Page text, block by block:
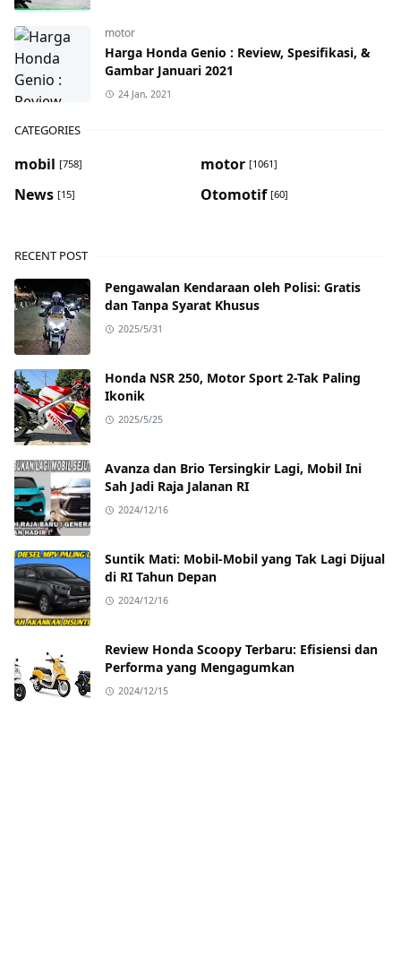
motor
Harga Honda Genio : Review, Spesifikasi, &
Gambar Januari 2021
24 Jan, 2021
CATEGORIES
mobil [758] motor [1061]
News [15] Otomotif [60]
RECENT POST
Pengawalan Kendaraan oleh Polisi: Gratis
dan Tanpa Syarat Khusus
2025/5/31
Honda NSR 250, Motor Sport 2-Tak Paling
Ikonik
2025/5/25
Avanza dan Brio Tersingkir Lagi, Mobil Ini
Sah Jadi Raja Jalanan RI
2024/12/16
Suntik Mati: Mobil-Mobil yang Tak Lagi Dijual
di RI Tahun Depan
2024/12/16
Review Honda Scoopy Terbaru: Efisiensi dan
Performa yang Mengagumkan
2024/12/15